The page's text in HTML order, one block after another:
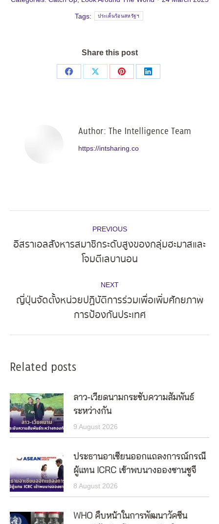
Tags: ประเด็นร้อนสหรัฐฯ
Share this post
Share
Share
Share
Share
Author: The Intelligence Team
https://intsharing.co
navigation
PREVIOUS
Previous
post:
อิสราเอลสังหารสมาชิกระดับสูงของกลุ่มฮะมาสและ
โจมตีเลบานอน
NEXT
post:
ญี่ปุ่นจัดตั้งหน่วยปฏิบัติการร่วมเพื่อเพิ่มศักยภาพ
การป้องกันประเทศ
Related posts
ลาว-เวียดนามกระชับความสัมพันธ์
ระหว่างกัน
9 August 2026
ประธานอาเซียนออกแถลงการณ์กรณี
ผู้แทน ICRC เข้าพบนางอองซานซูจี
8 August 2026
WHO คืบหน้าในการพัฒนาวัคซีน